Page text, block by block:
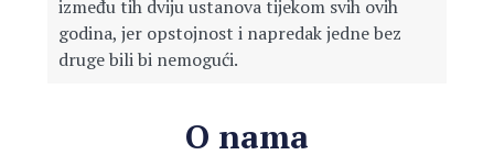
između tih dviju ustanova tijekom svih ovih
godina, jer opstojnost i napredak jedne bez
druge bili bi nemogući.
O nama